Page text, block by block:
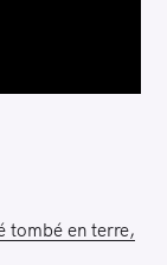
tombé en terre